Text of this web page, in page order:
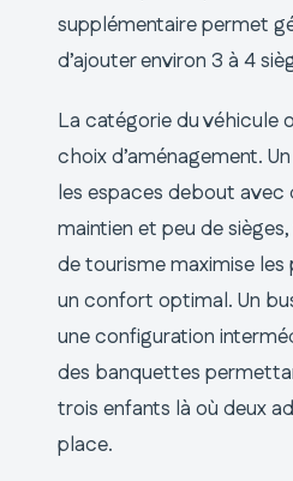
supplémentaire permet
d’ajouter environ 3 à 4
La catégorie du véhicule
choix d’aménagement.
les espaces debout avec
maintien et peu de
de tourisme maximise les
un confort optimal. Un
une configuration
des banquettes
trois enfants là où deux
place.